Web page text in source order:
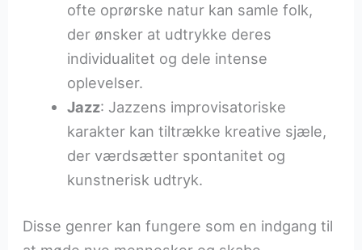
ofte oprørske natur kan samle folk,
der ønsker at udtrykke deres
individualitet og dele intense
oplevelser.
Jazz: Jazzens improvisatoriske
karakter kan tiltrække kreative sjæle,
der værdsætter spontanitet og
kunstnerisk udtryk.
Disse genrer kan fungere som en indgang til